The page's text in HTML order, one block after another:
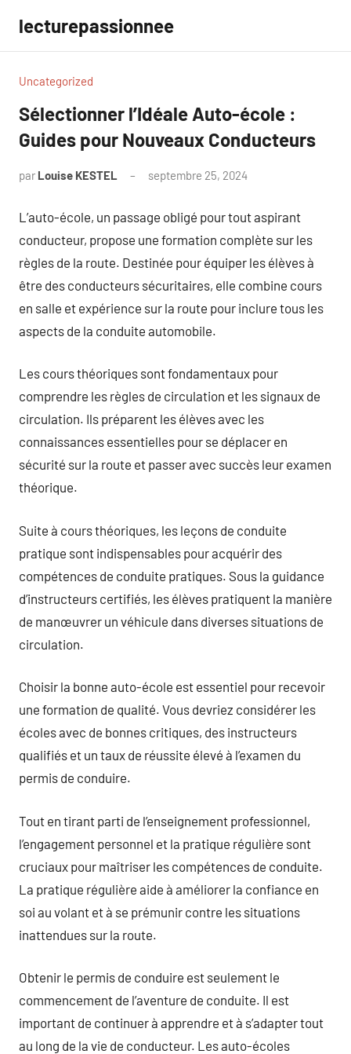
contenu
lecturepassionnee
Uncategorized
Sélectionner l’Idéale Auto-école :
Guides pour Nouveaux Conducteurs
par Louise KESTEL septembre 25, 2024
L’auto-école, un passage obligé pour tout aspirant
conducteur, propose une formation complète sur les
règles de la route. Destinée pour équiper les élèves à
être des conducteurs sécuritaires, elle combine cours
en salle et expérience sur la route pour inclure tous les
aspects de la conduite automobile.
Les cours théoriques sont fondamentaux pour
comprendre les règles de circulation et les signaux de
circulation. Ils préparent les élèves avec les
connaissances essentielles pour se déplacer en
sécurité sur la route et passer avec succès leur examen
théorique.
Suite à cours théoriques, les leçons de conduite
pratique sont indispensables pour acquérir des
compétences de conduite pratiques. Sous la guidance
d’instructeurs certifiés, les élèves pratiquent la manière
de manœuvrer un véhicule dans diverses situations de
circulation.
Choisir la bonne auto-école est essentiel pour recevoir
une formation de qualité. Vous devriez considérer les
écoles avec de bonnes critiques, des instructeurs
qualifiés et un taux de réussite élevé à l’examen du
permis de conduire.
Tout en tirant parti de l’enseignement professionnel,
l’engagement personnel et la pratique régulière sont
cruciaux pour maîtriser les compétences de conduite.
La pratique régulière aide à améliorer la confiance en
soi au volant et à se prémunir contre les situations
inattendues sur la route.
Obtenir le permis de conduire est seulement le
commencement de l’aventure de conduite. Il est
important de continuer à apprendre et à s’adapter tout
au long de la vie de conducteur. Les auto-écoles